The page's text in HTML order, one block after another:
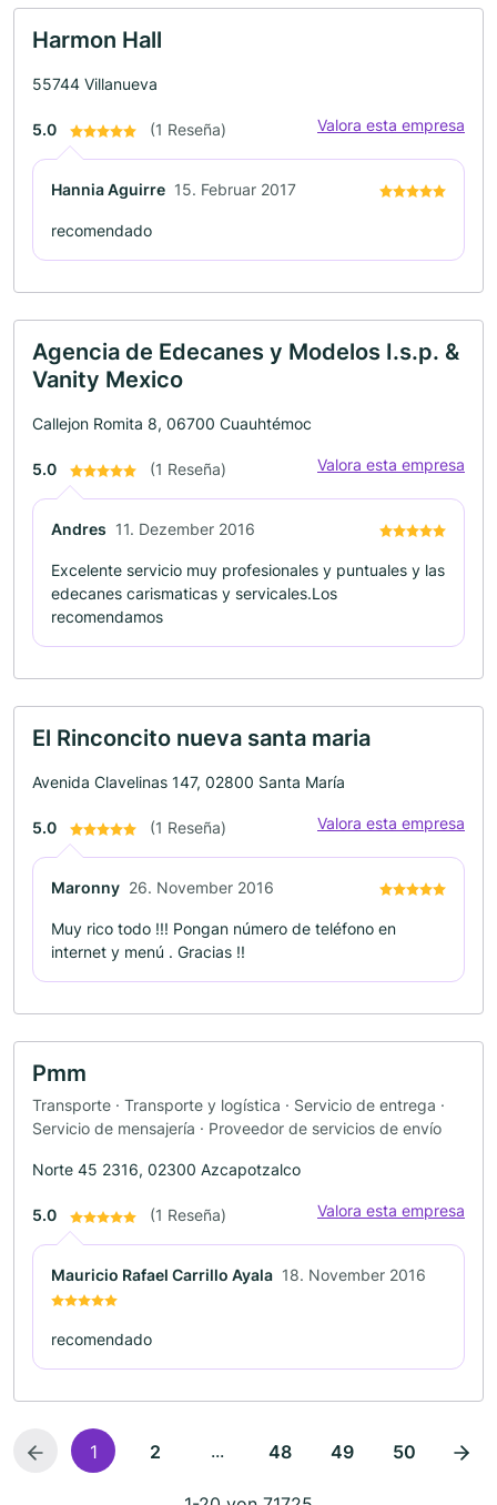
Harmon Hall
55744 Villanueva
5.0 (1 Reseña) Valora esta empresa
Hannia Aguirre 15. Februar 2017
recomendado
Agencia de Edecanes y Modelos I.s.p. &
Vanity Mexico
Callejon Romita 8, 06700 Cuauhtémoc
5.0 (1 Reseña) Valora esta empresa
Andres 11. Dezember 2016
Excelente servicio muy profesionales y puntuales y las
edecanes carismaticas y servicales.Los
recomendamos
El Rinconcito nueva santa maria
Avenida Clavelinas 147, 02800 Santa María
5.0 (1 Reseña) Valora esta empresa
Maronny 26. November 2016
Muy rico todo !!! Pongan número de teléfono en
internet y menú . Gracias !!
Pmm
Transporte · Transporte y logística · Servicio de entrega ·
Servicio de mensajería · Proveedor de servicios de envío
Norte 45 2316, 02300 Azcapotzalco
5.0 (1 Reseña) Valora esta empresa
Mauricio Rafael Carrillo Ayala 18. November 2016
recomendado
1 2 ... 48 49 50